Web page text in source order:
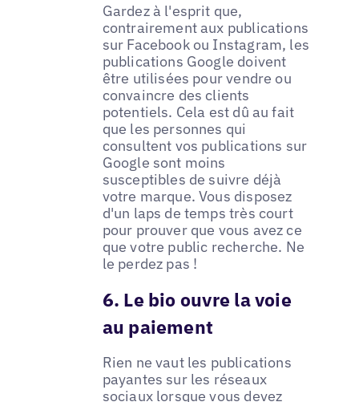
Gardez à l'esprit que,
contrairement aux publications
sur Facebook ou Instagram, les
publications Google doivent
être utilisées pour vendre ou
convaincre des clients
potentiels. Cela est dû au fait
que les personnes qui
consultent vos publications sur
Google sont moins
susceptibles de suivre déjà
votre marque. Vous disposez
d'un laps de temps très court
pour prouver que vous avez ce
que votre public recherche. Ne
le perdez pas !
6. Le bio ouvre la voie
au paiement
Rien ne vaut les publications
payantes sur les réseaux
sociaux lorsque vous devez